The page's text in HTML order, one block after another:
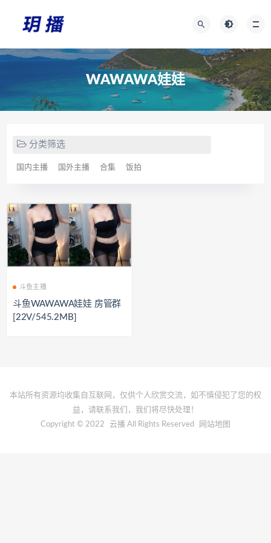
WAWAWA娃娃
分类筛选
国内主播 国外主播 合集 饭拍
斗鱼主播
斗鱼WAWAWA娃娃 房管群
[22V/545.2MB]
本站所有资源均收集自互联网，仅供个人欣赏交流，如不慎侵犯了您的权
益，请联系我们，我们将尽快处理！
Copyright © 2022
云播 All Rights Reserved 网站地图